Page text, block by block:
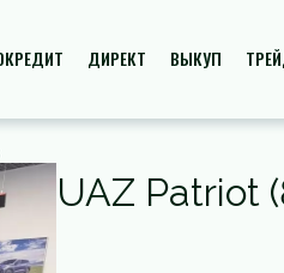
ДИРЕКТ ВЫКУП
UAZ Patriot